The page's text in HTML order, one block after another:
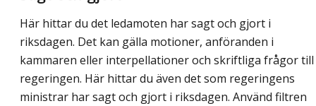
Här hittar du det ledamoten har sagt och gjort i
riksdagen. Det kan gälla motioner, anföranden i
kammaren eller interpellationer och skriftliga frågor till
regeringen. Här hittar du även det som regeringens
ministrar har sagt och gjort i riksdagen. Använd filtren